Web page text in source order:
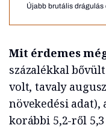
Újabb brutális
Mit érdemes
százalékkal
volt, tavaly
növekedési
korábbi 5,2-ről